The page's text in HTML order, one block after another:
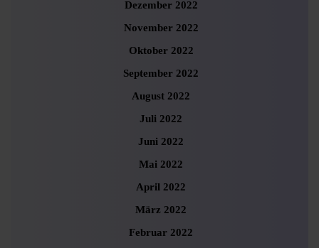
Dezember 2022
November 2022
Oktober 2022
September 2022
August 2022
Juli 2022
Juni 2022
Mai 2022
April 2022
März 2022
Februar 2022